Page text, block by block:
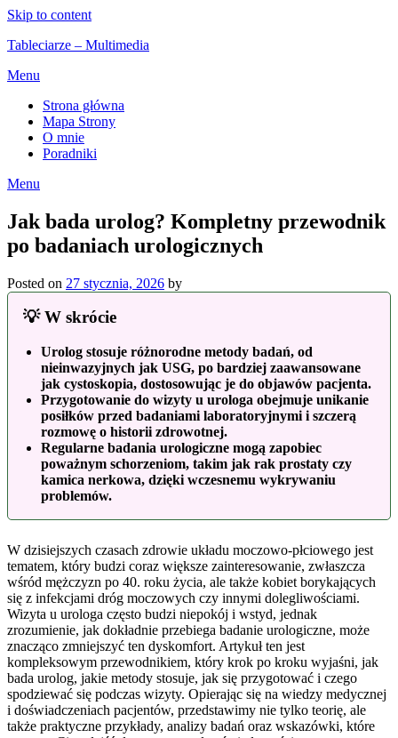
Skip to content
Tableciarze – Multimedia
Menu
Strona główna
Mapa Strony
O mnie
Poradniki
Menu
Jak bada urolog? Kompletny przewodnik
po badaniach urologicznych
Posted on 27 stycznia, 2026 by
💡 W skrócie
Urolog stosuje różnorodne metody badań, od
nieinwazyjnych jak USG, po bardziej zaawansowane
jak cystoskopia, dostosowując je do objawów pacjenta.
Przygotowanie do wizyty u urologa obejmuje unikanie
posiłków przed badaniami laboratoryjnymi i szczerą
rozmowę o historii zdrowotnej.
Regularne badania urologiczne mogą zapobiec
poważnym schorzeniom, takim jak rak prostaty czy
kamica nerkowa, dzięki wczesnemu wykrywaniu
problemów.
W dzisiejszych czasach zdrowie układu moczowo-płciowego jest
tematem, który budzi coraz większe zainteresowanie, zwłaszcza
wśród mężczyzn po 40. roku życia, ale także kobiet borykających
się z infekcjami dróg moczowych czy innymi dolegliwościami.
Wizyta u urologa często budzi niepokój i wstyd, jednak
zrozumienie, jak dokładnie przebiega badanie urologiczne, może
znacząco zmniejszyć ten dyskomfort. Artykuł ten jest
kompleksowym przewodnikiem, który krok po kroku wyjaśni, jak
bada urolog, jakie metody stosuje, jak się przygotować i czego
spodziewać się podczas wizyty. Opierając się na wiedzy medycznej
i doświadczeniach pacjentów, przedstawimy nie tylko teorię, ale
także praktyczne przykłady, analizy badań oraz wskazówki, które